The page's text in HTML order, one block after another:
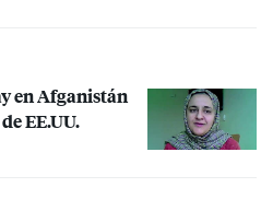
en Afganistán
EE.UU.